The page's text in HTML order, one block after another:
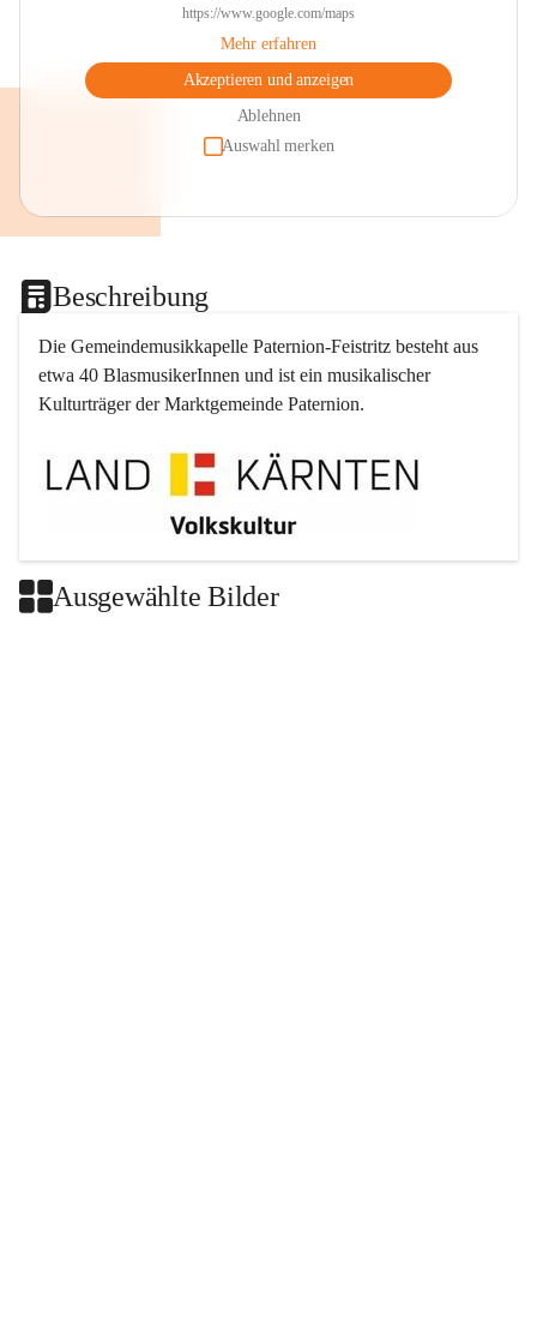
https://www.google.com/maps
Mehr erfahren
Akzeptieren und anzeigen
Ablehnen
Auswahl merken
Beschreibung
Die Gemeindemusikkapelle Paternion-Feistritz besteht aus
etwa 40 BlasmusikerInnen und ist ein musikalischer
Kulturträger der Marktgemeinde Paternion.
Ausgewählte Bilder